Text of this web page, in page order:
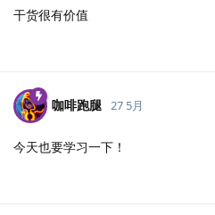
干货很有价值
咖啡跑腿 27 5月
今天也要学习一下！